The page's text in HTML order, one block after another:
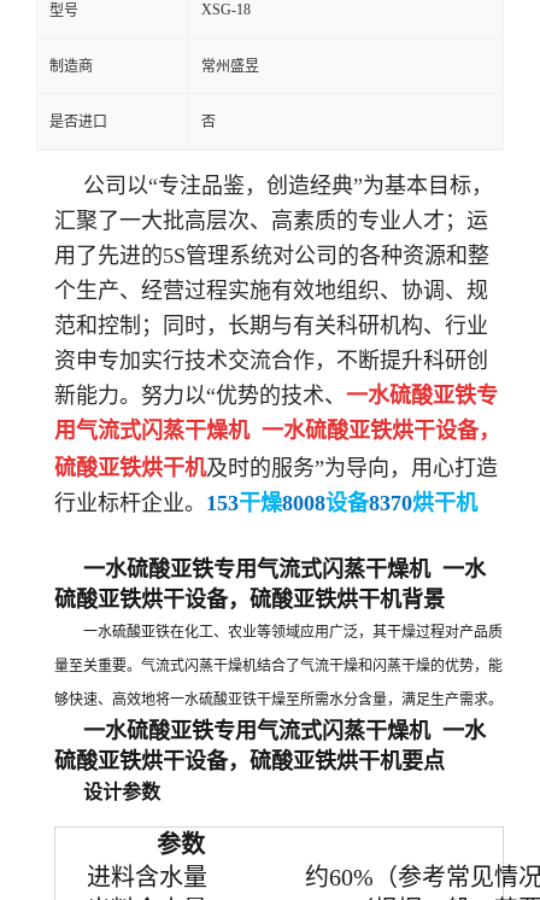
型号 XSG-18
制造商 常州盛昱
是否进口 否
公司以“专注品鉴，创造经典”为基本目标，
汇聚了一大批高层次、高素质的专业人才；运
用了先进的5S管理系统对公司的各种资源和整
个生产、经营过程实施有效地组织、协调、规
范和控制；同时，长期与有关科研机构、行业
资申专加实行技术交流合作，不断提升科研创
新能力。努力以“优势的技术、 一水硫酸亚铁专
用气流式闪蒸干燥机 一水硫酸亚铁烘干设备，
硫酸亚铁烘干机及时的服务”为导向，用心打造
行业标杆企业。 153干燥8008设备8370烘干机
一水硫酸亚铁专用气流式闪蒸干燥机 一水
硫酸亚铁烘干设备，硫酸亚铁烘干机背景
一水硫酸亚铁在化工、农业等领域应用广泛，其干燥过程对产品质
量至关重要。气流式闪蒸干燥机结合了气流干燥和闪蒸干燥的优势，能
够快速、高效地将一水硫酸亚铁干燥至所需水分含量，满足生产需求。
一水硫酸亚铁专用气流式闪蒸干燥机 一水
硫酸亚铁烘干设备，硫酸亚铁烘干机要点
设计参数
参数
进料含水量
约60%（参考常见情